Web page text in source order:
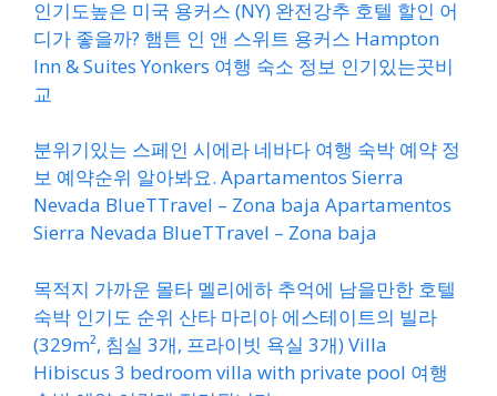
인기도높은 미국 용커스 (NY) 완전강추 호텔 할인 어
디가 좋을까? 햄튼 인 앤 스위트 용커스 Hampton
Inn & Suites Yonkers 여행 숙소 정보 인기있는곳비
교
분위기있는 스페인 시에라 네바다 여행 숙박 예약 정
보 예약순위 알아봐요. Apartamentos Sierra
Nevada BlueTTravel – Zona baja Apartamentos
Sierra Nevada BlueTTravel – Zona baja
목적지 가까운 몰타 멜리에하 추억에 남을만한 호텔
숙박 인기도 순위 산타 마리아 에스테이트의 빌라
(329m², 침실 3개, 프라이빗 욕실 3개) Villa
Hibiscus 3 bedroom villa with private pool 여행